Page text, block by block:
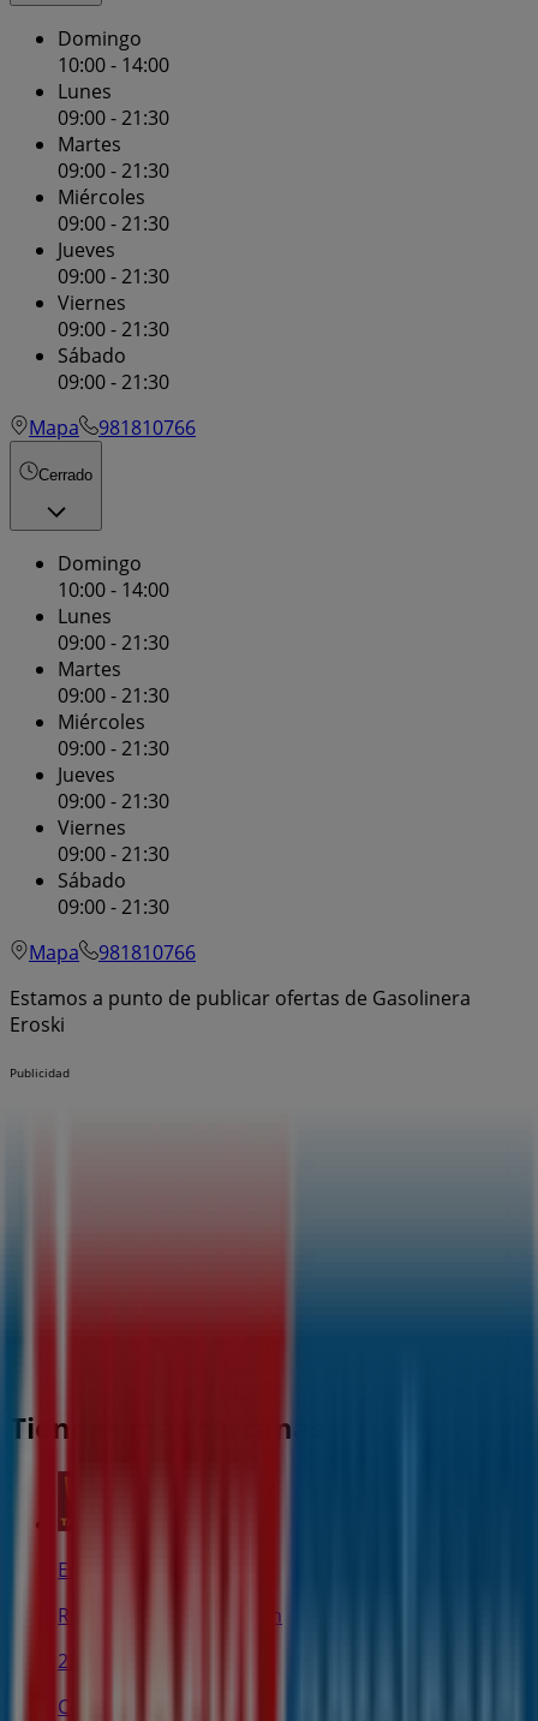
Domingo
10:00 - 14:00
Lunes
09:00 - 21:30
Martes
09:00 - 21:30
Miércoles
09:00 - 21:30
Jueves
09:00 - 21:30
Viernes
09:00 - 21:30
Sábado
09:00 - 21:30
Mapa
981810766
Cerrado
Domingo
10:00 - 14:00
Lunes
09:00 - 21:30
Martes
09:00 - 21:30
Miércoles
09:00 - 21:30
Jueves
09:00 - 21:30
Viernes
09:00 - 21:30
Sábado
09:00 - 21:30
Mapa
981810766
Estamos a punto de publicar ofertas de Gasolinera
Eroski
Publicidad
Tiendas más cercanas
Estancos
Rua del Castro 5, Padrón
22 m
Cerrado